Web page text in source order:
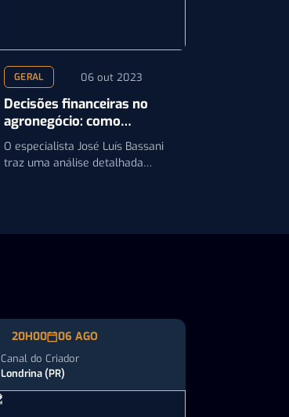
GERAL 06 out 2023
Decisões financeiras no
agronegócio: como
equilibrar números e
comportamento?
O especialista José Luís Bassani
traz uma análise detalhada
20H00 06 AGO
Canal do Criador
Londrina (PR)